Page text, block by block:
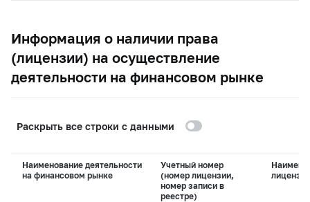
Информация о наличии права
(лицензии) на осуществление
деятельности на финансовом рынке
Раскрыть все строки с данными
Наименование деятельности
на финансовом рынке
Учетный номер
(номер лицензии,
номер записи в
реестре)
лицензии